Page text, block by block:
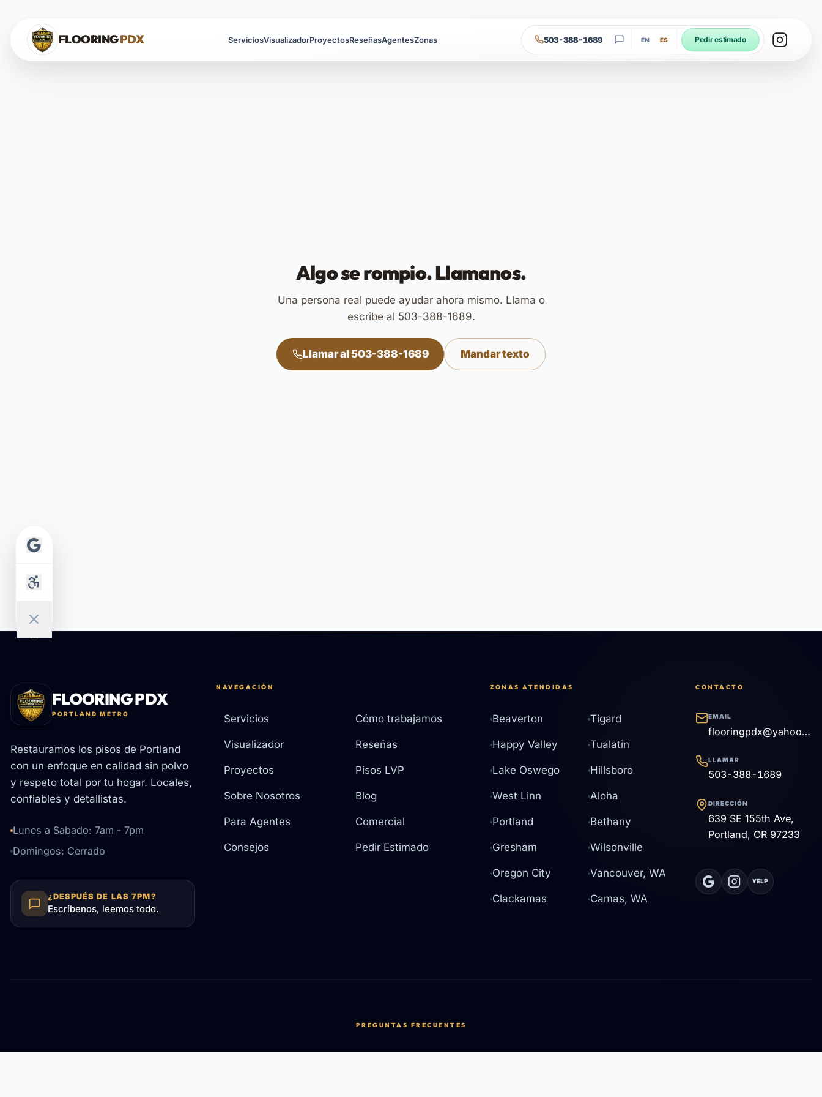
FLOORINGPDX ServiciosVisualizadorProyectosReseñasAgentesZonas 503-388-1689 EN ES Pedir estimado
Algo se rompio. Llamanos.
Una persona real puede ayudar ahora mismo. Llama o
escribe al 503-388-1689.
Llamar al 503-388-1689 Mandar texto
FLOORING PDX
PORTLAND METRO
Restauramos los pisos de Portland
con un enfoque en calidad sin polvo
y respeto total por tu hogar. Locales,
confiables y detallistas.
Lunes a Sabado: 7am - 7pm
Domingos: Cerrado
¿DESPUÉS DE LAS 7PM?
Escríbenos, leemos todo.
NAVEGACIÓN
Servicios Cómo trabajamos
Visualizador Reseñas
Proyectos Pisos LVP
Sobre Nosotros Blog
Para Agentes Comercial
Consejos Pedir Estimado
ZONAS ATENDIDAS
Beaverton
Happy Valley
Lake Oswego
West Linn
Portland
Gresham
Oregon City
Clackamas
Tigard
Tualatin
Hillsboro
Aloha
Bethany
Wilsonville
Vancouver, WA
Camas, WA
CONTACTO
EMAIL
flooringpdx@yahoo.com
LLAMAR
503-388-1689
DIRECCIÓN
639 SE 155th Ave,
Portland, OR 97233
YELP
PREGUNTAS FRECUENTES